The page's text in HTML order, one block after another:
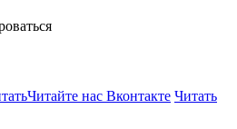
Читайте нас Вконтакте Читать